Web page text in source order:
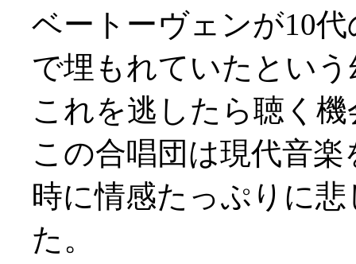
ベートーヴェンが10
で埋もれていたとい
これを逃したら聴く
この合唱団は現代音
時に情感たっぷりに
た。